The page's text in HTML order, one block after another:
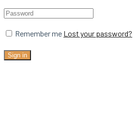
Remember me Lost your password?
Sign in